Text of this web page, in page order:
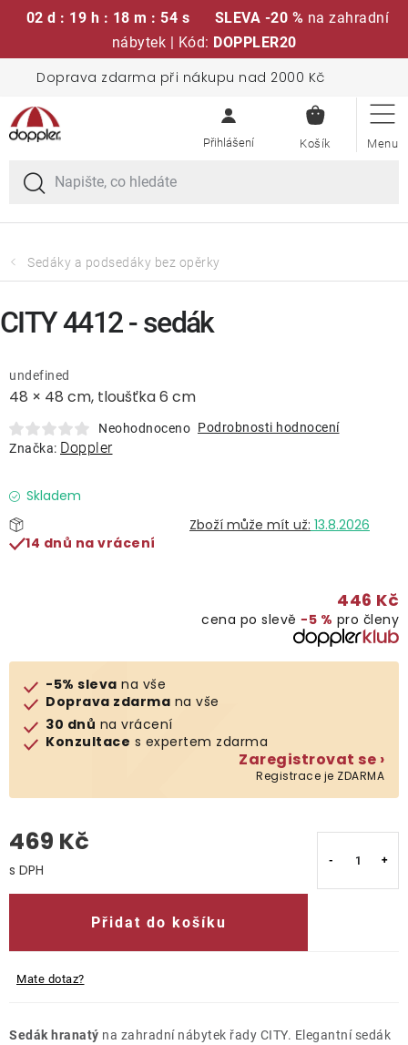
02 d : 19 h : 18 m : 54 s SLEVA -20 % na zahradní
nábytek | Kód: DOPPLER20
obsah
Doprava zdarma při nákupu nad 2000 Kč
KOŠÍK
Sedací soupravy
Slunečníky
Křesla a židle
Prodávané značky
Klub výhod
Naše katalogy
O nás
Kontakty
Sedáky a podsedáky bez opěrky
48 × 48 cm, tloušťka 6 cm
undefined
Neohodnoceno Podrobnosti hodnocení
Značka: Doppler
Skladem
13.8.2026
14 dnů na vrácení
446 Kč
cena po slevě −5 % pro členy
-5% sleva na vše
Doprava zdarma na vše
30 dnů na vrácení
Konzultace s expertem zdarma
Zaregistrovat se ›
Registrace je ZDARMA
469 Kč
Přidat do košíku
Mate dotaz?
Sedák hranatý na zahradní nábytek řady CITY. Elegantní sedák
CITY 4412 - sedák